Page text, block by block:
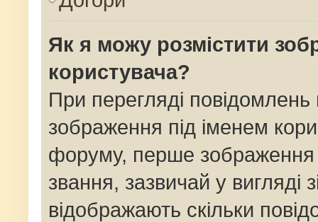
Як я можу розмістити
користувача?
При перегляді
зображення під іменем
форуму, перше зображення
звання, зазвичай у вигляді
відображають скільки